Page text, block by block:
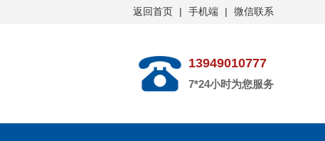
返回首页 | 手机端 | 微信联系
13949010777
7*24小时为您服务